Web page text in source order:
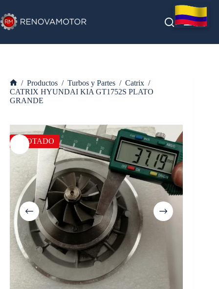
al
contenido
Inicio
/ Productos / Turbos y Partes / Catrix /
CATRIX HYUNDAI KIA GT1752S PLATO
GRANDE
AGOTADO